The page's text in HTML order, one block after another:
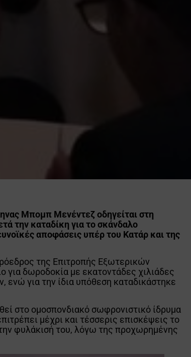
Μπομπ Μενέντεζ οδηγείται στη
την καταδίκη για το σκάνδαλο
αποφάσεις υπέρ του Κατάρ και της
της Επιτροπής Εξωτερικών
για δωροδοκία με εκατοντάδες χιλιάδες
ενώ για την ίδια υπόθεση καταδικάστηκε
στο ομοσπονδιακό σωφρονιστικό ίδρυμα
μέχρι και τέσσερις επισκέψεις το
φυλάκισή του, λόγω της προχωρημένης